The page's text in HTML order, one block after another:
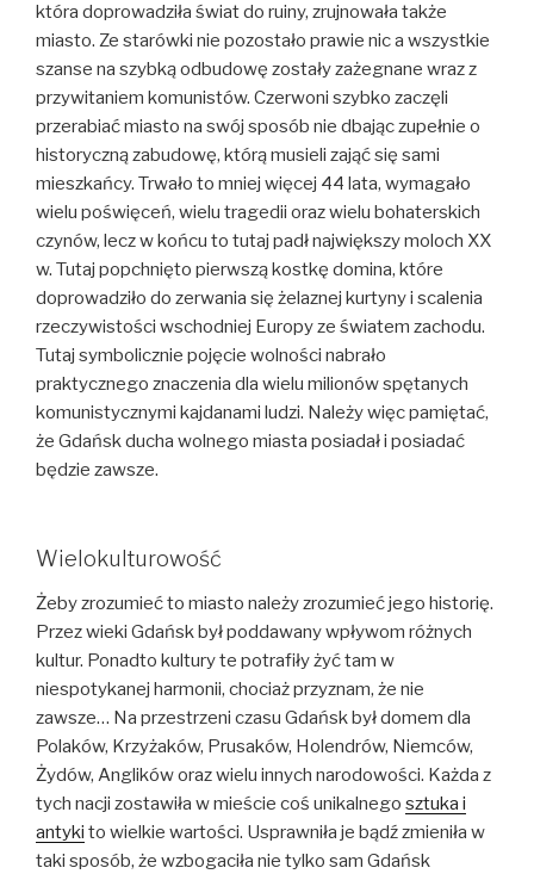
która doprowadziła świat do ruiny, zrujnowała także
miasto. Ze starówki nie pozostało prawie nic a wszystkie
szanse na szybką odbudowę zostały zażegnane wraz z
przywitaniem komunistów. Czerwoni szybko zaczęli
przerabiać miasto na swój sposób nie dbając zupełnie o
historyczną zabudowę, którą musieli zająć się sami
mieszkańcy. Trwało to mniej więcej 44 lata, wymagało
wielu poświęceń, wielu tragedii oraz wielu bohaterskich
czynów, lecz w końcu to tutaj padł największy moloch XX
w. Tutaj popchnięto pierwszą kostkę domina, które
doprowadziło do zerwania się żelaznej kurtyny i scalenia
rzeczywistości wschodniej Europy ze światem zachodu.
Tutaj symbolicznie pojęcie wolności nabrało
praktycznego znaczenia dla wielu milionów spętanych
komunistycznymi kajdanami ludzi. Należy więc pamiętać,
że Gdańsk ducha wolnego miasta posiadał i posiadać
będzie zawsze.
Wielokulturowość
Żeby zrozumieć to miasto należy zrozumieć jego historię.
Przez wieki Gdańsk był poddawany wpływom różnych
kultur. Ponadto kultury te potrafiły żyć tam w
niespotykanej harmonii, chociaż przyznam, że nie
zawsze… Na przestrzeni czasu Gdańsk był domem dla
Polaków, Krzyżaków, Prusaków, Holendrów, Niemców,
Żydów, Anglików oraz wielu innych narodowości. Każda z
tych nacji zostawiła w mieście coś unikalnego sztuka i
antyki to wielkie wartości. Usprawniła je bądź zmieniła w
taki sposób, że wzbogaciła nie tylko sam Gdańsk